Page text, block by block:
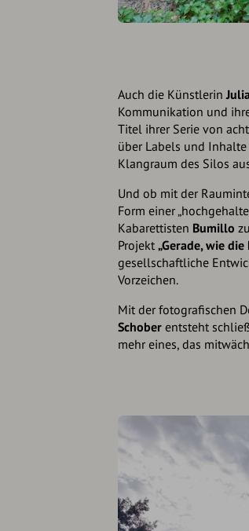
Auch die Künstlerin
Kommunikation und
Titel ihrer Serie von
über Labels und
Klangraum des Silos
Und ob mit der
Form einer
Kabarettisten Bumillo
Projekt „Gerade, wie die
gesellschaftliche
Vorzeichen.
Mit der fotografischen
Schober entsteht
mehr eines, das